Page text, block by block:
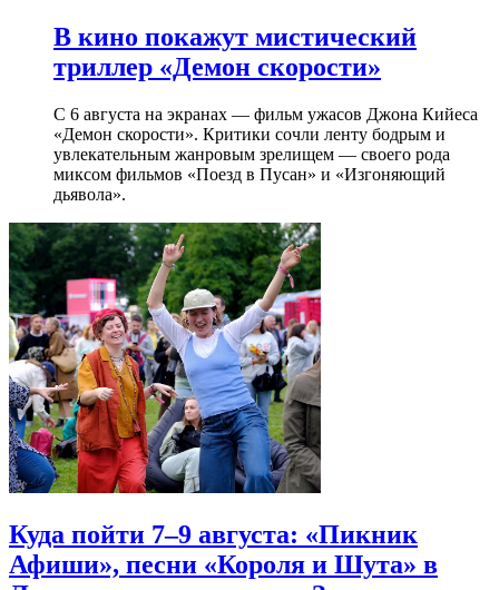
В кино покажут мистический
триллер «Демон скорости»
С 6 августа на экранах — фильм ужасов Джона Кийеса
«Демон скорости». Критики сочли ленту бодрым и
увлекательным жанровым зрелищeм — своего рода
миксом фильмов «Поезд в Пусан» и «Изгоняющий
дьявола».
Куда пойти 7–9 августа: «Пикник
Афиши», песни «Короля и Шута» в